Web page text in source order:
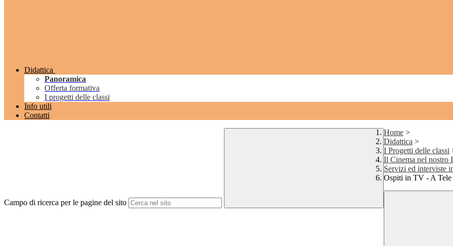
Didattica
Panoramica
Offerta formativa
I progetti delle classi
Info utili
Contatti
Campo di ricerca per le pagine del sito
Home >
Didattica >
I Progetti delle classi
Il Cinema nel nostro
Servizi ed interviste
Ospiti in TV - A Tele